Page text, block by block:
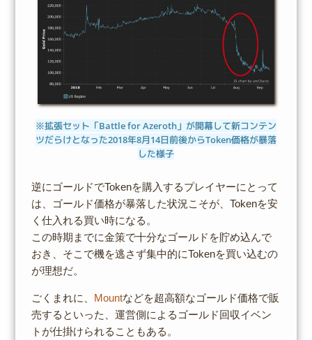
※拡張セット「Battle for Azeroth」が開幕して新コンテン
ツだらけとなった2018年8月14日前後からToken価格が暴落
した様子
逆にゴールドでTokenを購入するプレイヤーにとって
は、ゴールド価格が暴落した状況こそが、Tokenを安
く仕入れる買い時になる。
この時期までに金策で十分なゴールドを貯め込んで
おき、そこで機を逃さず集中的にTokenを買い込むの
が理想だ。
ごくまれに、 Mountなどを超高額なゴールド価格で販
売するといった、運営側によるゴールド回収イベン
トが仕掛けられることもある。